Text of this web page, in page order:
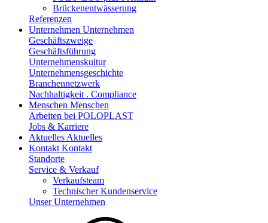
Brückenentwässerung
Referenzen
Unternehmen Unternehmen
Geschäftszweige
Geschäftsführung
Unternehmenskultur
Unternehmensgeschichte
Branchennetzwerk
Nachhaltigkeit . Compliance
Menschen Menschen
Arbeiten bei POLOPLAST
Jobs & Karriere
Aktuelles Aktuelles
Kontakt Kontakt
Standorte
Service & Verkauf
Verkaufsteam
Technischer Kundenservice
Unser Unternehmen